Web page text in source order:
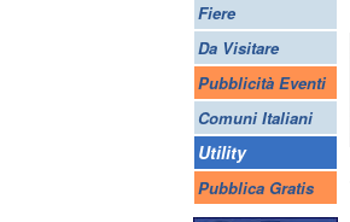
Fiere
Da Visitare
Pubblicità Eventi
Comuni Italiani
Utility
Pubblica Gratis